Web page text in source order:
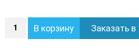
Печь
Геленджик
В корзину Заказать в